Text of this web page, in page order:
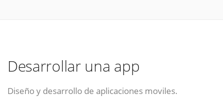
Desarrollar una app
Diseño y desarrollo de aplicaciones moviles.